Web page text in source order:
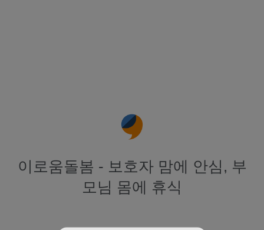
이로움돌봄 - 보호자 맘에 안심, 부
모님 몸에 휴식